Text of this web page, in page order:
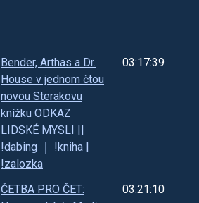
Bender, Arthas a Dr.
House v jednom čtou
novou Sterakovu
knížku ODKAZ
LIDSKÉ MYSLI ||
!dabing ｜ !kniha |
!zalozka
03:17:39
ČETBA PRO ČET:
03:21:10